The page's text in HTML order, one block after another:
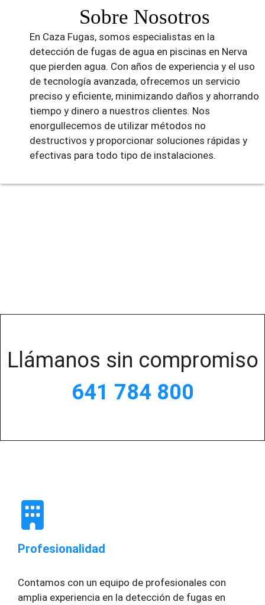
Sobre Nosotros
En Caza Fugas, somos especialistas en la
detección de fugas de agua en piscinas en Nerva
que pierden agua. Con años de experiencia y el uso
de tecnología avanzada, ofrecemos un servicio
preciso y eficiente, minimizando daños y ahorrando
tiempo y dinero a nuestros clientes. Nos
enorgullecemos de utilizar métodos no
destructivos y proporcionar soluciones rápidas y
efectivas para todo tipo de instalaciones.
Llámanos sin compromiso
641 784 800
Profesionalidad
Contamos con un equipo de profesionales con
amplia experiencia en la detección de fugas en